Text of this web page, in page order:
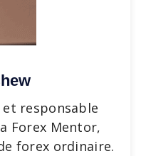
et responsable
Forex Mentor,
forex ordinaire.